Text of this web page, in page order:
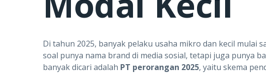
Di tahun 2025, banyak pelaku usaha mikro dan kecil mulai
soal punya nama brand di media sosial, tetapi juga punya
banyak dicari adalah PT perorangan 2025, yaitu skema